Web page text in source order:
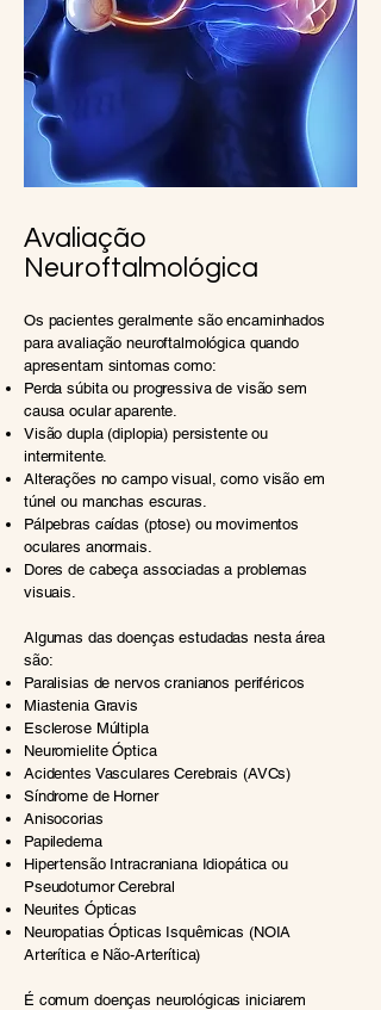
Avaliação
Neuroftalmológica
Os pacientes geralmente são encaminhados
para avaliação neuroftalmológica quando
apresentam sintomas como:
Perda súbita ou progressiva de visão sem
causa ocular aparente.
Visão dupla (diplopia) persistente ou
intermitente.
Alterações no campo visual, como visão em
túnel ou manchas escuras.
Pálpebras caídas (ptose) ou movimentos
oculares anormais.
Dores de cabeça associadas a problemas
visuais.
Algumas das doenças estudadas nesta área
são:
Paralisias de nervos cranianos periféricos
Miastenia Gravis
Esclerose Múltipla
Neuromielite Óptica
Acidentes Vasculares Cerebrais (AVCs)
Síndrome de Horner
Anisocorias
Papiledema
Hipertensão Intracraniana Idiopática ou
Pseudotumor Cerebral
Neurites Ópticas
Neuropatias Ópticas Isquêmicas (NOIA
Arterítica e Não-Arterítica)
É comum doenças neurológicas iniciarem